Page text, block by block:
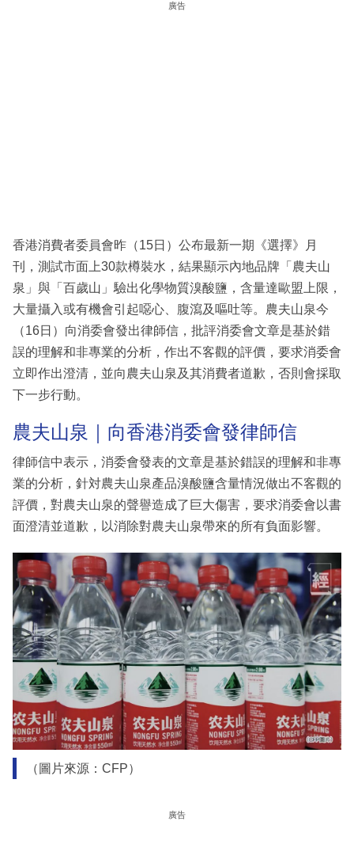
區
廣告
香港消費者委員會昨（15日）公布最新一期《選擇》月
刊，測試市面上30款樽裝水，結果顯示內地品牌「農夫山
泉」與「百歲山」驗出化學物質溴酸鹽，含量達歐盟上限，
大量攝入或有機會引起噁心、腹瀉及嘔吐等。農夫山泉今
（16日）向消委會發出律師信，批評消委會文章是基於錯
誤的理解和非專業的分析，作出不客觀的評價，要求消委會
立即作出澄清，並向農夫山泉及其消費者道歉，否則會採取
下一步行動。
農夫山泉｜向香港消委會發律師信
律師信中表示，消委會發表的文章是基於錯誤的理解和非專
業的分析，針対農夫山泉產品溴酸鹽含量情況做出不客觀的
評價，對農夫山泉的聲譽造成了巨大傷害，要求消委會以書
面澄清並道歉，以消除對農夫山泉帶來的所有負面影響。
（圖片來源：CFP）
廣告